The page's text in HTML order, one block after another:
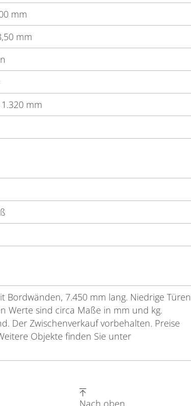
mm
mm
1.320 mm
Bordwänden, 7.450 mm lang. Niedrige Türen
Werte sind circa Maße in mm und kg.
Der Zwischenverkauf vorbehalten. Preise
Objekte finden Sie unter
Nach oben